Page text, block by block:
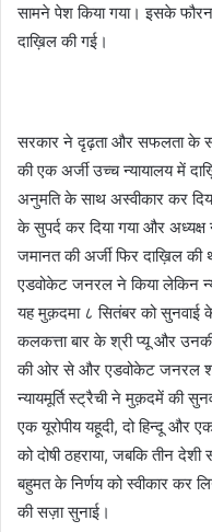
सामने पेश किया गया। इसके
दाख़िल की गई।
सरकार ने दृढ़ता और सफलता के
की एक अर्जी उच्च न्यायालय में
अनुमति के साथ अस्वीकार कर
के सुपर्द कर दिया गया और अध्यक्ष
जमानत की अर्जी फिर दाख़िल की
एडवोकेट जनरल ने किया लेकिन
यह मुक़दमा ८ सितंबर को सुनवाई
कलकत्ता बार के श्री प्यू और
की ओर से और एडवोकेट जनरल
न्यायमूर्ति स्ट्रैची ने मुक़दमें की
एक यूरोपीय यहूदी, दो हिन्दू और
को दोषी ठहराया, जबकि तीन देशी
बहुमत के निर्णय को स्वीकार कर
की सज़ा सुनाई।